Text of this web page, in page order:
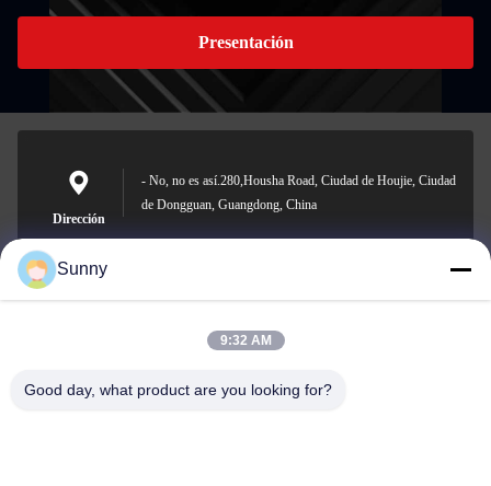
Presentación
Dirección
- No, no es así.280,Housha Road, Ciudad de Houjie, Ciudad
de Dongguan, Guangdong, China
electrónico
sunny.xu@woolsche.com
Sunny
9:32 AM
Good day, what product are you looking for?